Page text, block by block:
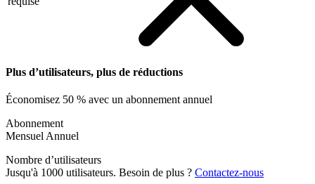
Plus d’utilisateurs, plus de réductions
Économisez 50 % avec un abonnement annuel
Abonnement
Mensuel Annuel
Nombre d’utilisateurs
Jusqu'à 1000 utilisateurs. Besoin de plus ? Contactez-nous